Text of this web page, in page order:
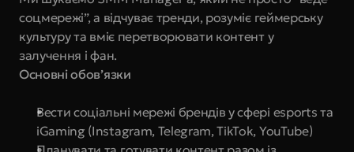
соцмережі”, а відчуває тренди, розуміє геймерську
культуру та вміє перетворювати контент у
залучення і фан.
Основні обов’язки
Вести соціальні мережі брендів у сфері esports та
iGaming (Instagram, Telegram, TikTok, YouTube)